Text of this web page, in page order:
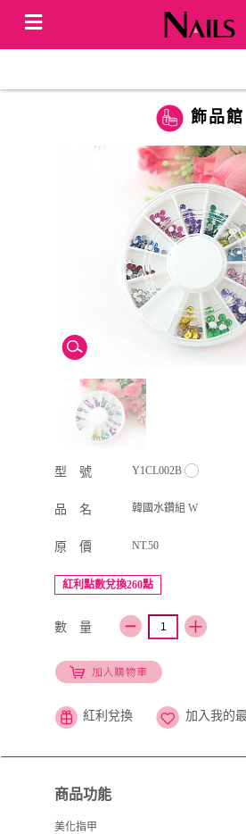
飾品館
型 號 Y1CL002B
品 名 韓國水鑽組 W
原 價 NT.50
紅利點數兌換260點
數 量
紅利兌換 加入我的
商品功能
美化指甲